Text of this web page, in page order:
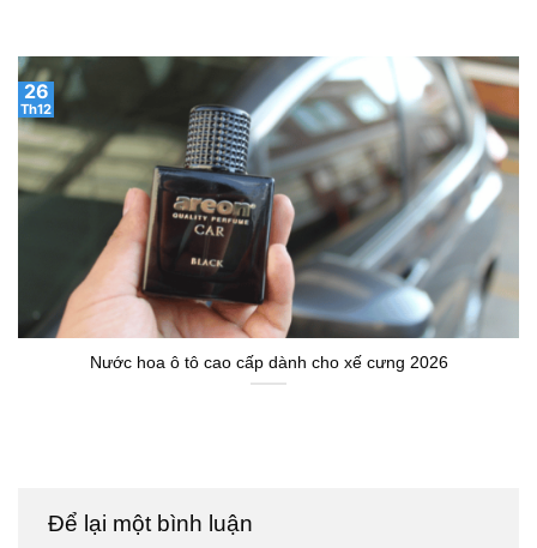
Nước hoa ô tô cao cấp dành cho xế cưng 2026
26
Th12
Để lại một bình luận